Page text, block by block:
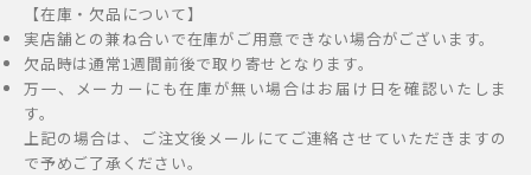
シ
ッ
ク
リ
ブ
【在庫・欠品について】
実店舗との兼ね合いで在庫がご用意できない場合がございます。
欠品時は通常1週間前後で取り寄せとなります。
万一、メーカーにも在庫が無い場合はお届け日を確認いたしま
す。
上記の場合は、ご注文後メールにてご連絡させていただきますの
で予めご了承ください。